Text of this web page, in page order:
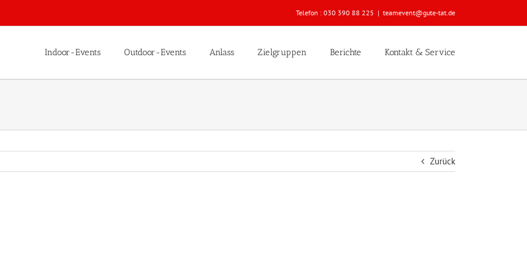
Telefon : 030 390 88 225 | teamevent@gute-tat.de
Indoor-Events Outdoor-Events Anlass Zielgruppen Berichte Kontakt & Service
Zurück